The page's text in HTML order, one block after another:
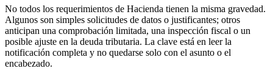
No todos los requerimientos de Hacienda tienen la misma gravedad.
Algunos son simples solicitudes de datos o justificantes; otros
anticipan una comprobación limitada, una inspección fiscal o un
posible ajuste en la deuda tributaria. La clave está en leer la
notificación completa y no quedarse solo con el asunto o el
encabezado.